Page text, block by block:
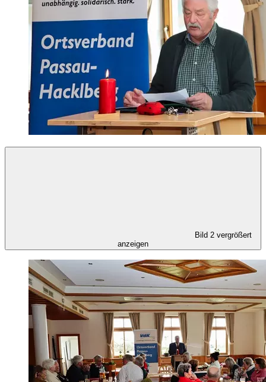
Bild 2 vergrößert
anzeigen